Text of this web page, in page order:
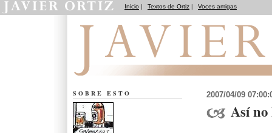
Inicio | Textos de Ortiz | Voces amigas
2007/04/09
Así no
SOBRE ESTO